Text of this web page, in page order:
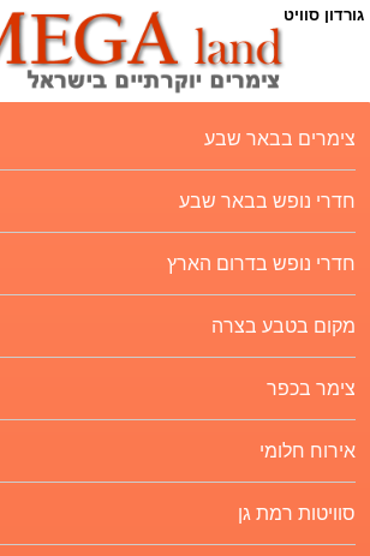
גורדון סוויט
צימרים בבאר שבע
חדרי נופש בבאר שבע
חדרי נופש בדרום הארץ
מקום בטבע בצרה
צימר בכפר
אירוח חלומי
סוויטות רמת גן